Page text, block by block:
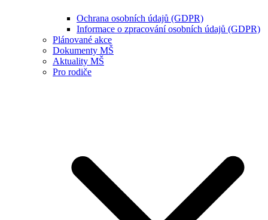
Ochrana osobních údajů (GDPR)
Informace o zpracování osobních údajů (GDPR)
Plánované akce
Dokumenty MŠ
Aktuality MŠ
Pro rodiče